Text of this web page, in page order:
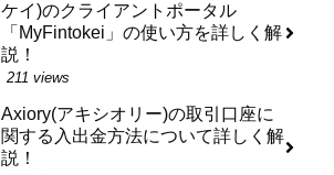
ケイ)のクライアントポータル
「MyFintokei」の使い方を詳しく解
説！
211 views
Axiory(アキシオリー)の取引口座に
関する入出金方法について詳しく解
説！